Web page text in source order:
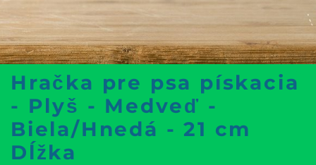
Hračka pre psa pískacia
- Plyš - Medveď -
Biela/Hnedá - 21 cm
Dĺžka